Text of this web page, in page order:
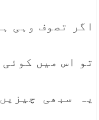
اگر تصوف وہی
تو اس میں
یہ سبھی